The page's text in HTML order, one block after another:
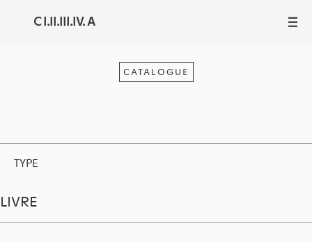
C I.II.III.IV. A III
CATALOGUE
TYPE
LIVRE